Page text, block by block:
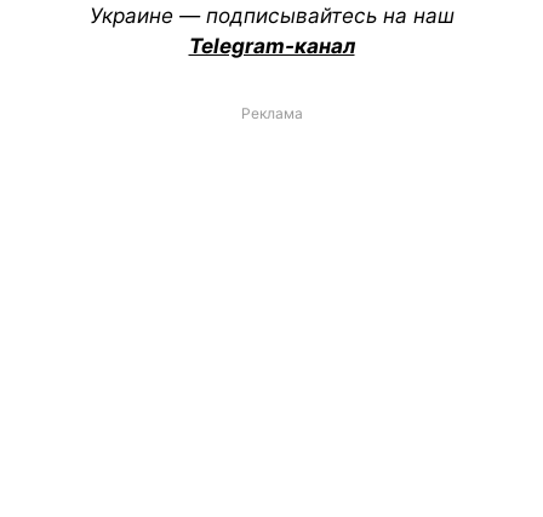
Украине — подписывайтесь на наш
Telegram-канал
Реклама